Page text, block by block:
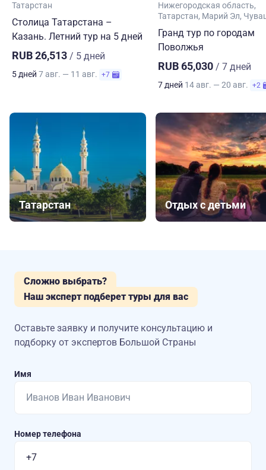
Татарстан
Столица Татарстана –
Казань. Летний тур на 5 дней
RUB 26,513 / 5 дней
5 дней 7 авг. — 11 авг. +7
Нижегородская область
Татарстан Марий Эл
Гранд тур по городам
Поволжья
RUB 65,030 / 7 дней
7 дней 14 авг. — 20 авг. +2
Татарстан Отдых с детьми
Сложно выбрать?
Наш эксперт подберет туры для вас
Оставьте заявку и получите консультацию и
подборку от экспертов Большой Страны
Имя
Номер телефона